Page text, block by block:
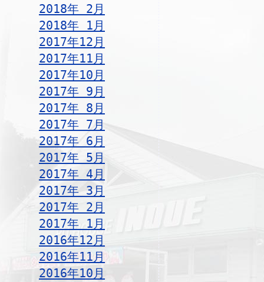
2018年 2月
2018年 1月
2017年12月
2017年11月
2017年10月
2017年 9月
2017年 8月
2017年 7月
2017年 6月
2017年 5月
2017年 4月
2017年 3月
2017年 2月
2017年 1月
2016年12月
2016年11月
2016年10月